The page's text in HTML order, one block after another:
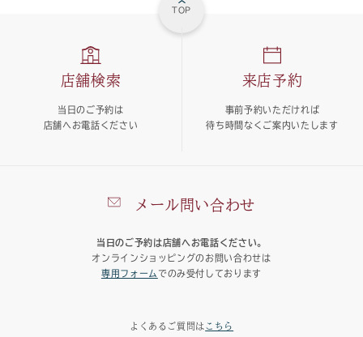
TOP
メール問い合わせ
当日のご予約は店舗へお電話ください。
オンラインショッピングのお問い合わせは
専用フォーム でのみ受付しております
店舗検索
当日のご予約は
店舗へお電話ください
来店予約
事前予約いただければ
待ち時間なくご案内いたします
よくあるご質問は こちら